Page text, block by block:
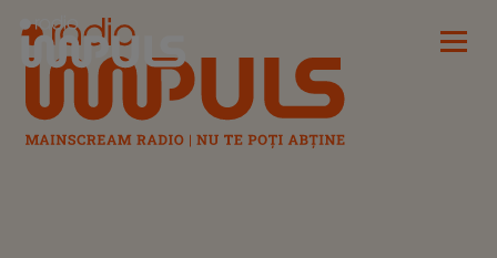
Radio Impuls